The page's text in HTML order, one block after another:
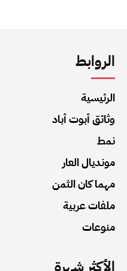
الروابط
الرئيسية
وثائق أبوت أباد
نمط
مونديال العار
مهما كان الثمن
ملفات عربية
منوعات